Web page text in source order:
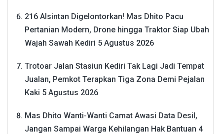
216 Alsintan Digelontorkan! Mas Dhito Pacu
Pertanian Modern, Drone hingga Traktor Siap Ubah
Wajah Sawah Kediri 5 Agustus 2026
Trotoar Jalan Stasiun Kediri Tak Lagi Jadi Tempat
Jualan, Pemkot Terapkan Tiga Zona Demi Pejalan
Kaki 5 Agustus 2026
Mas Dhito Wanti-Wanti Camat Awasi Data Desil,
Jangan Sampai Warga Kehilangan Hak Bantuan 4